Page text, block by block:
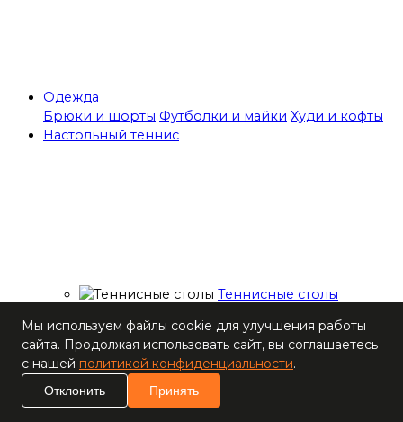
Одежда
Брюки и шорты Футболки и майки Худи и кофты
Настольный теннис
Теннисные столы
Накладки для
ракеток
Основания для
ракеток
Мячи
Мы используем файлы cookie для улучшения работы
сайта. Продолжая использовать сайт, вы соглашаетесь
с нашей политикой конфиденциальности.
Отклонить Принять